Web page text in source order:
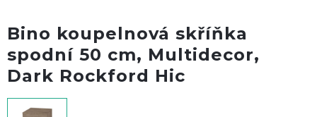
Bino koupelnová skříňka
spodní 50 cm, Multidecor,
Dark Rockford Hic